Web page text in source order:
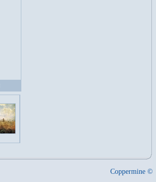
Coppermine ©